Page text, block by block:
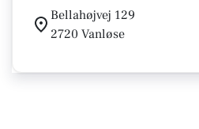
Bellahøjvej 129
2720 Vanløse